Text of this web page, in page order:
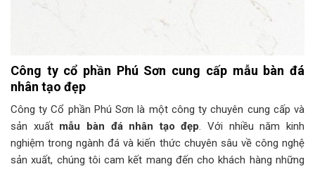
Công ty cổ phần Phú Sơn cung cấp mẫu bàn đá
nhân tạo đẹp
Công ty Cổ phần Phú Sơn là một công ty chuyên cung cấp và
sản xuất mẫu bàn đá nhân tạo đẹp. Với nhiều năm kinh
nghiệm trong ngành đá và kiến thức chuyên sâu về công nghệ
sản xuất, chúng tôi cam kết mang đến cho khách hàng những